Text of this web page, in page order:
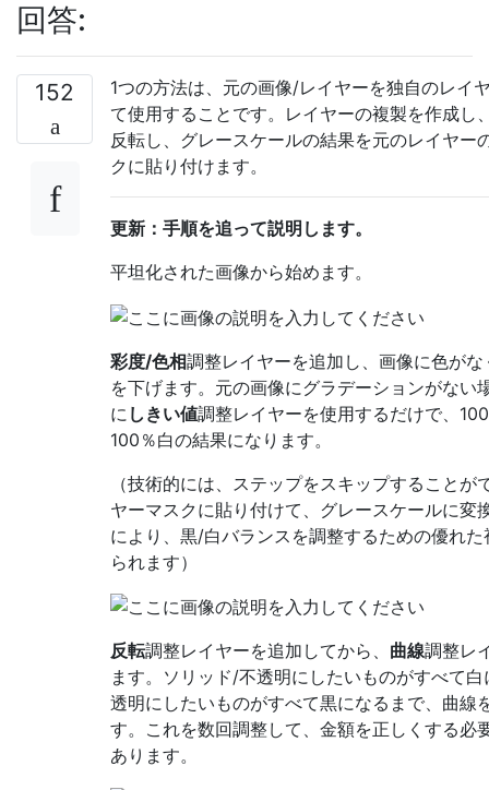
回答:
152
1つの方法は、元の画像/レイヤーを独自のレイ
て使用することです。レイヤーの複製を作成し
反転し、グレースケールの結果を元のレイヤー
クに貼り付けます。
更新：手順を追って説明します。
平坦化された画像から始めます。
彩度/色相調整レイヤーを追加し、画像に色が
を下げます。元の画像にグラデーションがない
に しきい値調整レイヤーを使用するだけで、
100％白の結果になります。
（技術的には、ステップをスキップすることが
ヤーマスクに貼り付けて、グレースケールに変
により、黒/白バランスを調整するための優れ
られます）
反転調整レイヤーを追加してから、 曲線調整レ
ます。ソリッド/不透明にしたいものがすべて
透明にしたいものがすべて黒になるまで、曲線
す。これを数回調整して、金額を正しくする必
あります。